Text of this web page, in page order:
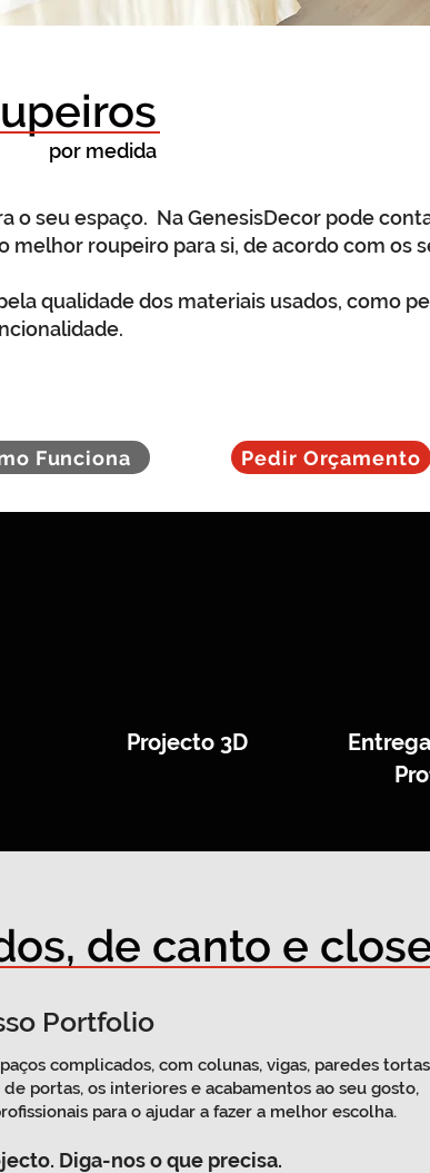
por medida
o seu espaço. Na GenesisDecor pode
melhor roupeiro para si, de acordo com os
qualidade dos materiais usados, como
Funciona Pedir Orçamento
Projecto 3D
de canto e
Portfolio
complicados, com colunas, vigas, paredes tortas
portas, os interiores e acabamentos ao seu gosto,
para o ajudar a fazer a melhor escolha.
Diga-nos o que precisa.